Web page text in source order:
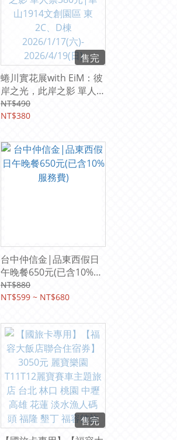
售完
蜷川實花展with EiM：彼
岸之光，此岸之影 單人票
380元|華山1914文創園
區 東2C、D棟
2026/4/19(日)
NT$490
NT$380
台中仲信金|品東西假日
午晚餐650元(已含10%服
務費)
NT$880
NT$599 ~ NT$680
售完